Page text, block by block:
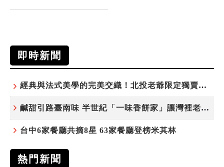
即時新聞
經典與法式美學的完美交織！北投老爺限定獨賣「泉月菠蘿映心」中秋禮盒
鹹甜引路臺南味 半世紀「一味香餅家」讓灣裡老街散發餅香
台中6家餐廳共摘8星 63家餐廳登榜米其林
熱門新聞